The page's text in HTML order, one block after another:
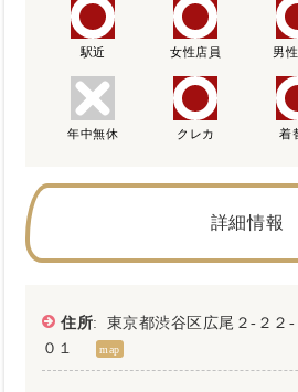
駅近 女性店員 男
年中無休 クレカ 着
詳細情報
住所: 東京都渋谷区広尾２-２２-
０１
map